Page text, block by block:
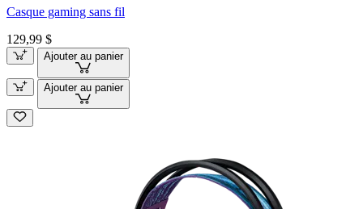
Casque gaming sans fil
129,99 $
Ajouter au panier
Ajouter au panier